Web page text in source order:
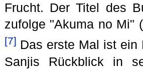
Frucht. Der Titel des
zufolge "Akuma no Mi"
[7] Das erste Mal ist ein
Sanjis Rückblick in